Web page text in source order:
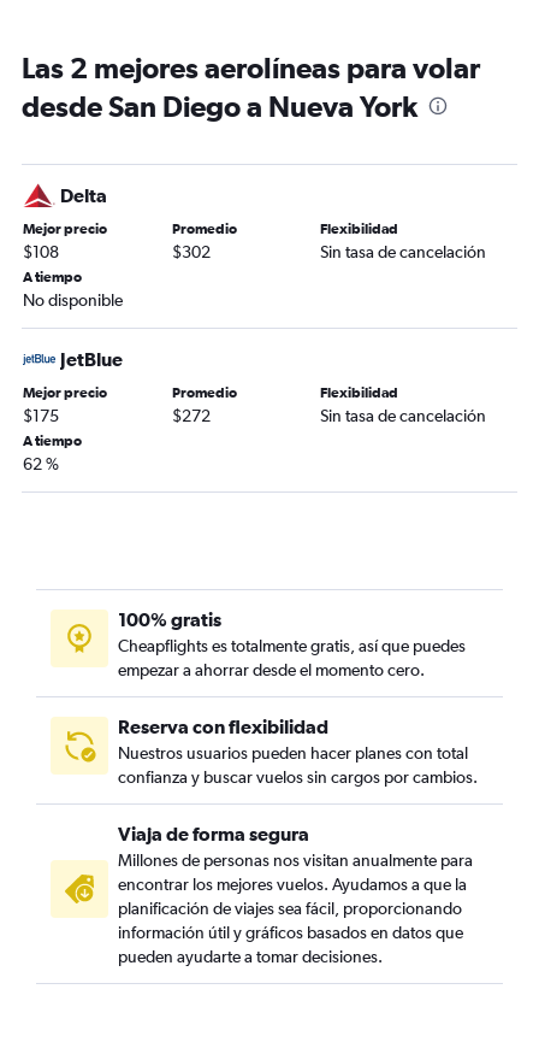
Las 2 mejores aerolíneas para volar
desde San Diego a Nueva York
Delta
Mejor precio
$108
Promedio
$302
Flexibilidad
Sin tasa de cancelación
A tiempo
No disponible
JetBlue
Mejor precio
$175
Promedio
$272
Flexibilidad
Sin tasa de cancelación
A tiempo
62 %
100% gratis
Cheapflights es totalmente gratis, así que puedes
empezar a ahorrar desde el momento cero.
Reserva con flexibilidad
Nuestros usuarios pueden hacer planes con total
confianza y buscar vuelos sin cargos por cambios.
Viaja de forma segura
Millones de personas nos visitan anualmente para
encontrar los mejores vuelos. Ayudamos a que la
planificación de viajes sea fácil, proporcionando
información útil y gráficos basados en datos que
pueden ayudarte a tomar decisiones.